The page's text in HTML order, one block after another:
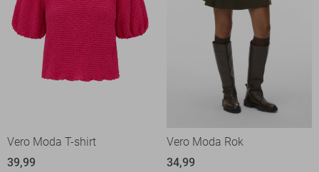
Vero Moda T-shirt
39,99
Vero Moda Rok
34,99